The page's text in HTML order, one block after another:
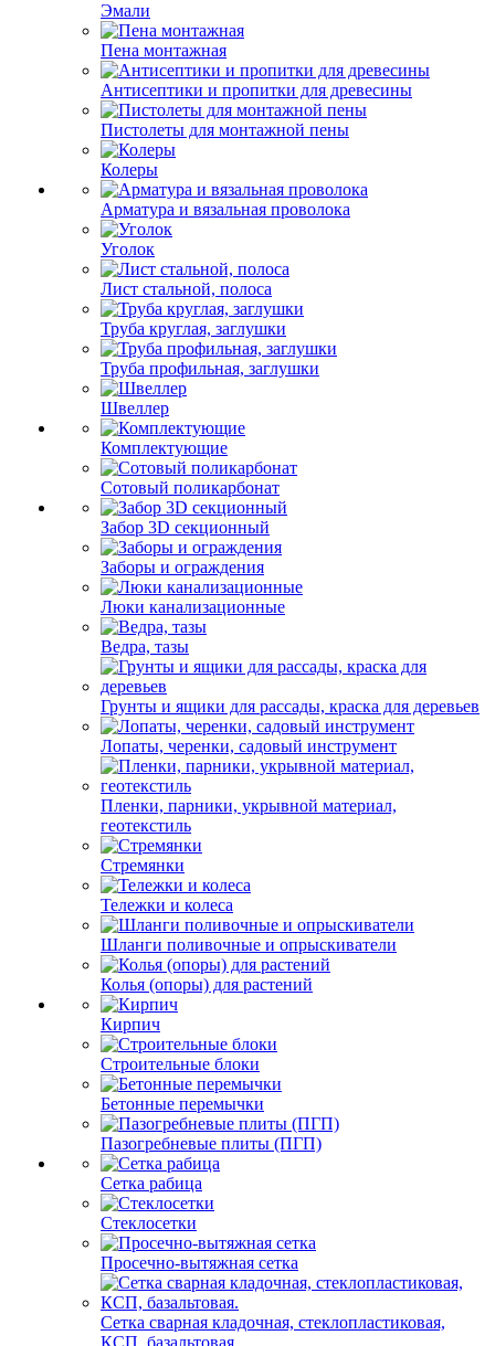
Эмали
Пена монтажная
Антисептики и пропитки для древесины
Пистолеты для монтажной пены
Колеры
Арматура и вязальная проволока
Уголок
Лист стальной, полоса
Труба круглая, заглушки
Труба профильная, заглушки
Швеллер
Комплектующие
Сотовый поликарбонат
Забор 3D секционный
Заборы и ограждения
Люки канализационные
Ведра, тазы
Грунты и ящики для рассады, краска для деревьев
Лопаты, черенки, садовый инструмент
Пленки, парники, укрывной материал,
геотекстиль
Стремянки
Тележки и колеса
Шланги поливочные и опрыскиватели
Колья (опоры) для растений
Кирпич
Строительные блоки
Бетонные перемычки
Пазогребневые плиты (ПГП)
Сетка рабица
Стеклосетки
Просечно-вытяжная сетка
Сетка сварная кладочная, стеклопластиковая,
КСП, базальтовая.